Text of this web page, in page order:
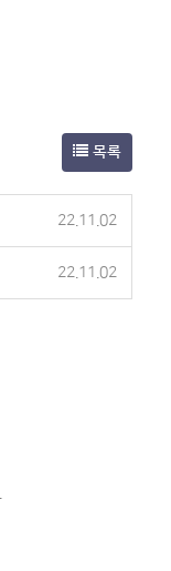
목록
22.11.02
22.11.02